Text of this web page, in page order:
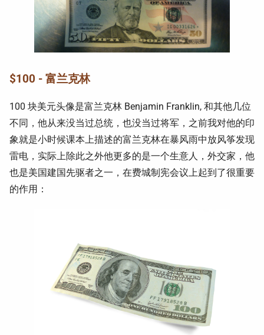
$100 - 富兰克林
100 块美元头像是富兰克林 Benjamin Franklin, 和其他几位
不同，他从来没当过总统，也没当过将军，之前我对他的印
象就是小时候课本上描述的富兰克林在暴风雨中放风筝发现
雷电，实际上除此之外他更多的是一个生意人，外交家，他
也是美国建国先驱者之一，在费城制宪会议上起到了很重要
的作用：